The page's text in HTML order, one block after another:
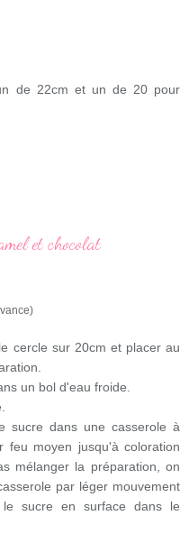
de 22cm et un de 20 pour
cercle sur 20cm et placer au
un bol d'eau froide.
sucre dans une casserole à
feu moyen jusqu'à coloration
mélanger la préparation, on
par léger mouvement
sucre en surface dans le